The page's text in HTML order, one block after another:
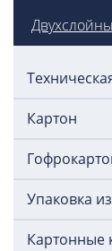
Картон
Упаковка
Картонные